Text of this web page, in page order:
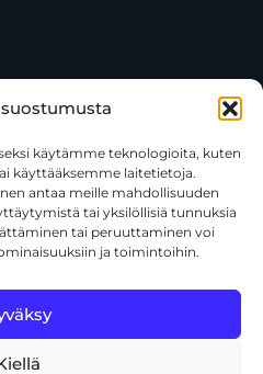
käytämme teknologioita, kuten
käyttääksemme laitetietoja.
antaa meille mahdollisuuden
tai yksilöllisiä tunnuksia
tai peruuttaminen voi
ja toimintoihin.